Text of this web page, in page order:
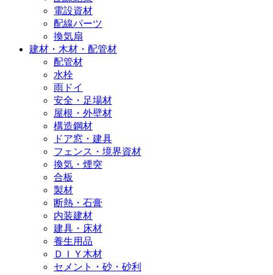
電設資材
配線パーツ
換気扇
建材・木材・配管材
配管材
水栓
雨ドイ
安全・足場材
屋根・外壁材
構造鋼材
ドア窓・建具
フェンス・境界資材
換気・煙突
合板
製材
断熱・石膏
内装建材
建具・床材
養生用品
ＤＩＹ木材
セメント・砂・砂利